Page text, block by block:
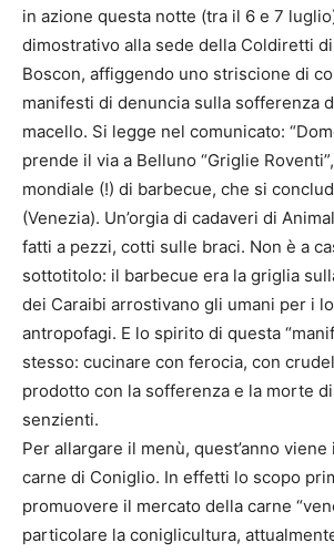
in azione questa notte (tra il 6 e 7
dimostrativo alla sede della Coldiretti
Boscon, affiggendo uno striscione di
manifesti di denuncia sulla sofferenza
macello. Si legge nel comunicato:
prende il via a Belluno “Griglie
mondiale (!) di barbecue, che si
(Venezia). Un’orgia di cadaveri di
fatti a pezzi, cotti sulle braci. Non è a
sottotitolo: il barbecue era la griglia
dei Caraibi arrostivano gli umani per i
antropofagi. E lo spirito di questa
stesso: cucinare con ferocia, con
prodotto con la sofferenza e la morte
senzienti.
Per allargare il menù, quest’anno
carne di Coniglio. In effetti lo scopo
promuovere il mercato della carne
particolare la coniglicultura,